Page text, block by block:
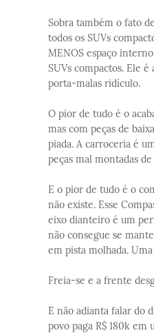
Sobra também o fato
todos os SUVs
MENOS espaço
SUVs compactos. Ele
porta-malas ridículo.
O pior de tudo é o
mas com peças de
piada. A carroceria é
peças mal montadas
E o pior de tudo é o
não existe. Esse
eixo dianteiro é um
não consegue se
em pista molhada. Uma
Freia-se e a frente
E não adianta falar do
povo paga R$ 180k em